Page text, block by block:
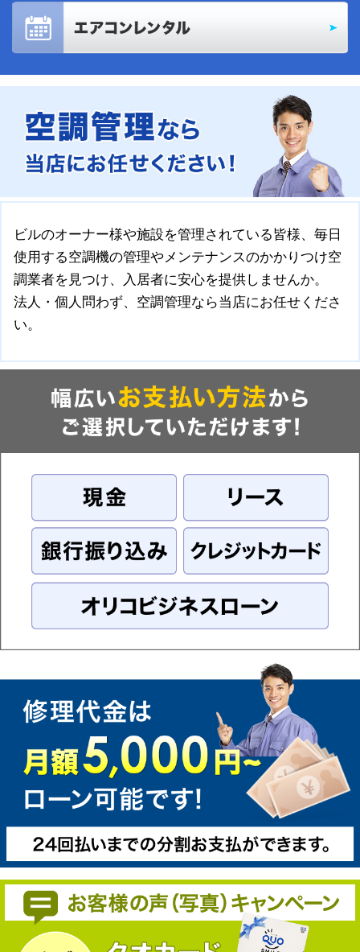
ビルのオーナー様や施設を管理されている皆様、毎日
使用する空調機の管理やメンテナンスのかかりつけ空
調業者を見つけ、入居者に安心を提供しませんか。
法人・個人問わず、空調管理なら当店にお任せくださ
い。